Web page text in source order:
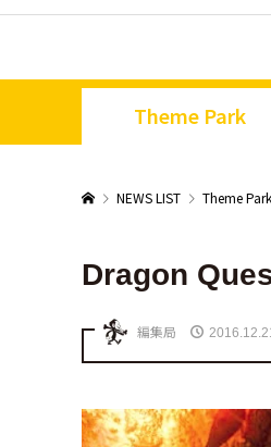
Theme Park
NEWS LIST Theme Park
Dragon
編集局